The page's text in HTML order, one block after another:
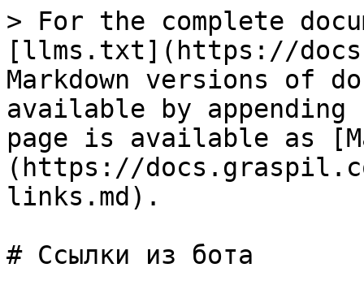
> For the complete
[llms.txt](https://
Markdown versions of
available by
page is available as
(https://
links.md).
# Ссылки из бота